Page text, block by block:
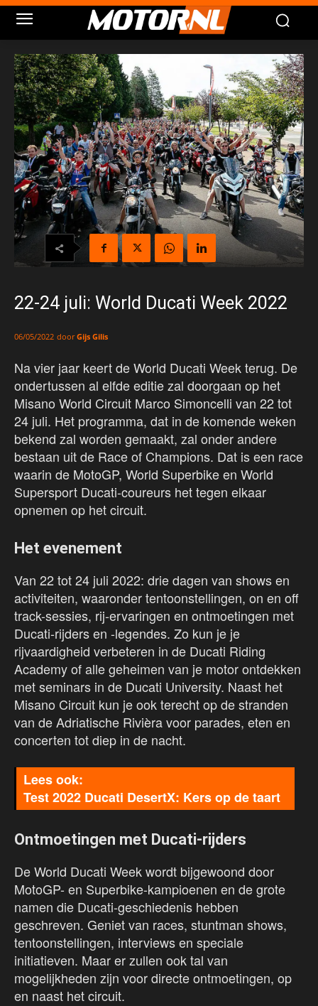
22-24 juli: World Ducati Week 2022
06/05/2022 door Gijs Gilis
Na vier jaar keert de World Ducati Week terug. De
ondertussen al elfde editie zal doorgaan op het
Misano World Circuit Marco Simoncelli van 22 tot
24 juli. Het programma, dat in de komende weken
bekend zal worden gemaakt, zal onder andere
bestaan uit de Race of Champions. Dat is een race
waarin de MotoGP, World Superbike en World
Supersport Ducati-coureurs het tegen elkaar
opnemen op het circuit.
Het evenement
Van 22 tot 24 juli 2022: drie dagen van shows en
activiteiten, waaronder tentoonstellingen, on en off
track-sessies, rij-ervaringen en ontmoetingen met
Ducati-rijders en -legendes. Zo kun je je
rijvaardigheid verbeteren in de Ducati Riding
Academy of alle geheimen van je motor ontdekken
met seminars in de Ducati University. Naast het
Misano Circuit kun je ook terecht op de stranden
van de Adriatische Rivièra voor parades, eten en
concerten tot diep in de nacht.
Test 2022 Ducati DesertX: Kers op de taart
Ontmoetingen met Ducati-rijders
De World Ducati Week wordt bijgewoond door
MotoGP- en Superbike-kampioenen en de grote
namen die Ducati-geschiedenis hebben
geschreven. Geniet van races, stuntman shows,
tentoonstellingen, interviews en speciale
initiatieven. Maar er zullen ook tal van
mogelijkheden zijn voor directe ontmoetingen, op
en naast het circuit.